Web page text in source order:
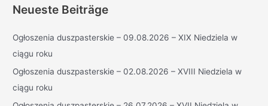
h
n
n
a
c
h
Neueste Beiträge
Ogłoszenia duszpasterskie – 09.08.2026 – XIX Niedziela w
ciągu roku
Ogłoszenia duszpasterskie – 02.08.2026 – XVIII Niedziela w
ciągu roku